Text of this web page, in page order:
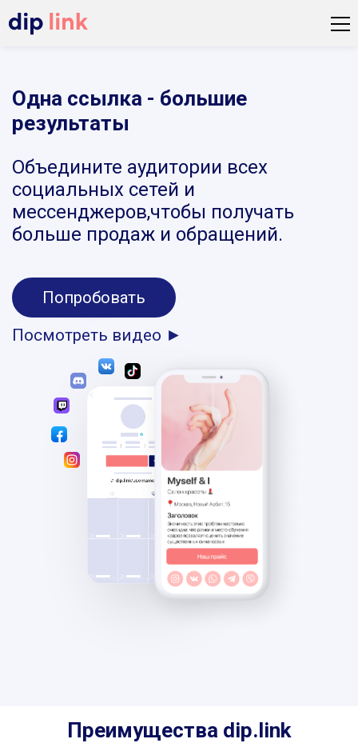
Одна ссылка - большие
результаты
Объедините аудитории всех
социальных сетей и
мессенджеров,чтобы получать
больше продаж и обращений.
Попробовать
Посмотреть видео ►
Преимущества dip.link